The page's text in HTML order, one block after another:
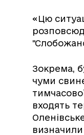
«Цю
Зокрема,
чуми
входять